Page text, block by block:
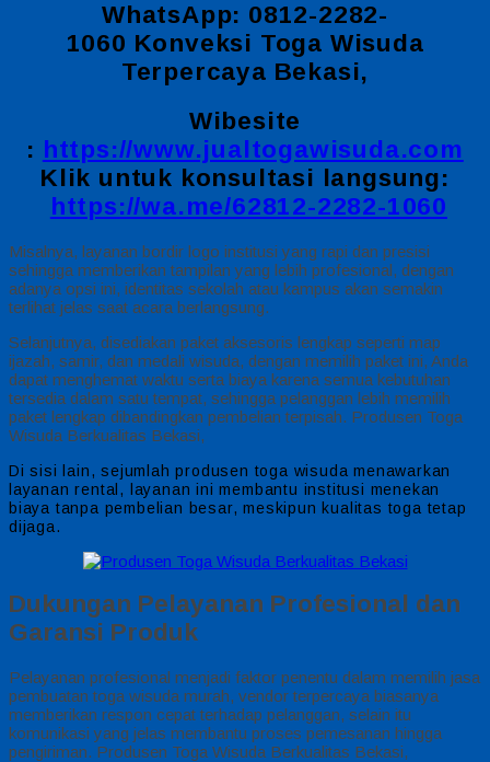
WhatsApp: 0812-2282-
1060 Konveksi Toga Wisuda
Terpercaya Bekasi,
Wibesite
: https://www.jualtogawisuda.com
Klik untuk konsultasi langsung:
https://wa.me/62812-2282-1060
Misalnya, layanan bordir logo institusi yang rapi dan presisi
sehingga memberikan tampilan yang lebih profesional, dengan
adanya opsi ini, identitas sekolah atau kampus akan semakin
terlihat jelas saat acara berlangsung.
Selanjutnya, disediakan paket aksesoris lengkap seperti map
ijazah, samir, dan medali wisuda, dengan memilih paket ini, Anda
dapat menghemat waktu serta biaya karena semua kebutuhan
tersedia dalam satu tempat, sehingga pelanggan lebih memilih
paket lengkap dibandingkan pembelian terpisah. Produsen Toga
Wisuda Berkualitas Bekasi,
Di sisi lain, sejumlah produsen toga wisuda menawarkan
layanan rental, layanan ini membantu institusi menekan
biaya tanpa pembelian besar, meskipun kualitas toga tetap
dijaga.
Dukungan Pelayanan Profesional dan
Garansi Produk
Pelayanan profesional menjadi faktor penentu dalam memilih jasa
pembuatan toga wisuda murah, vendor terpercaya biasanya
memberikan respon cepat terhadap pelanggan, selain itu
komunikasi yang jelas membantu proses pemesanan hingga
pengiriman. Produsen Toga Wisuda Berkualitas Bekasi,